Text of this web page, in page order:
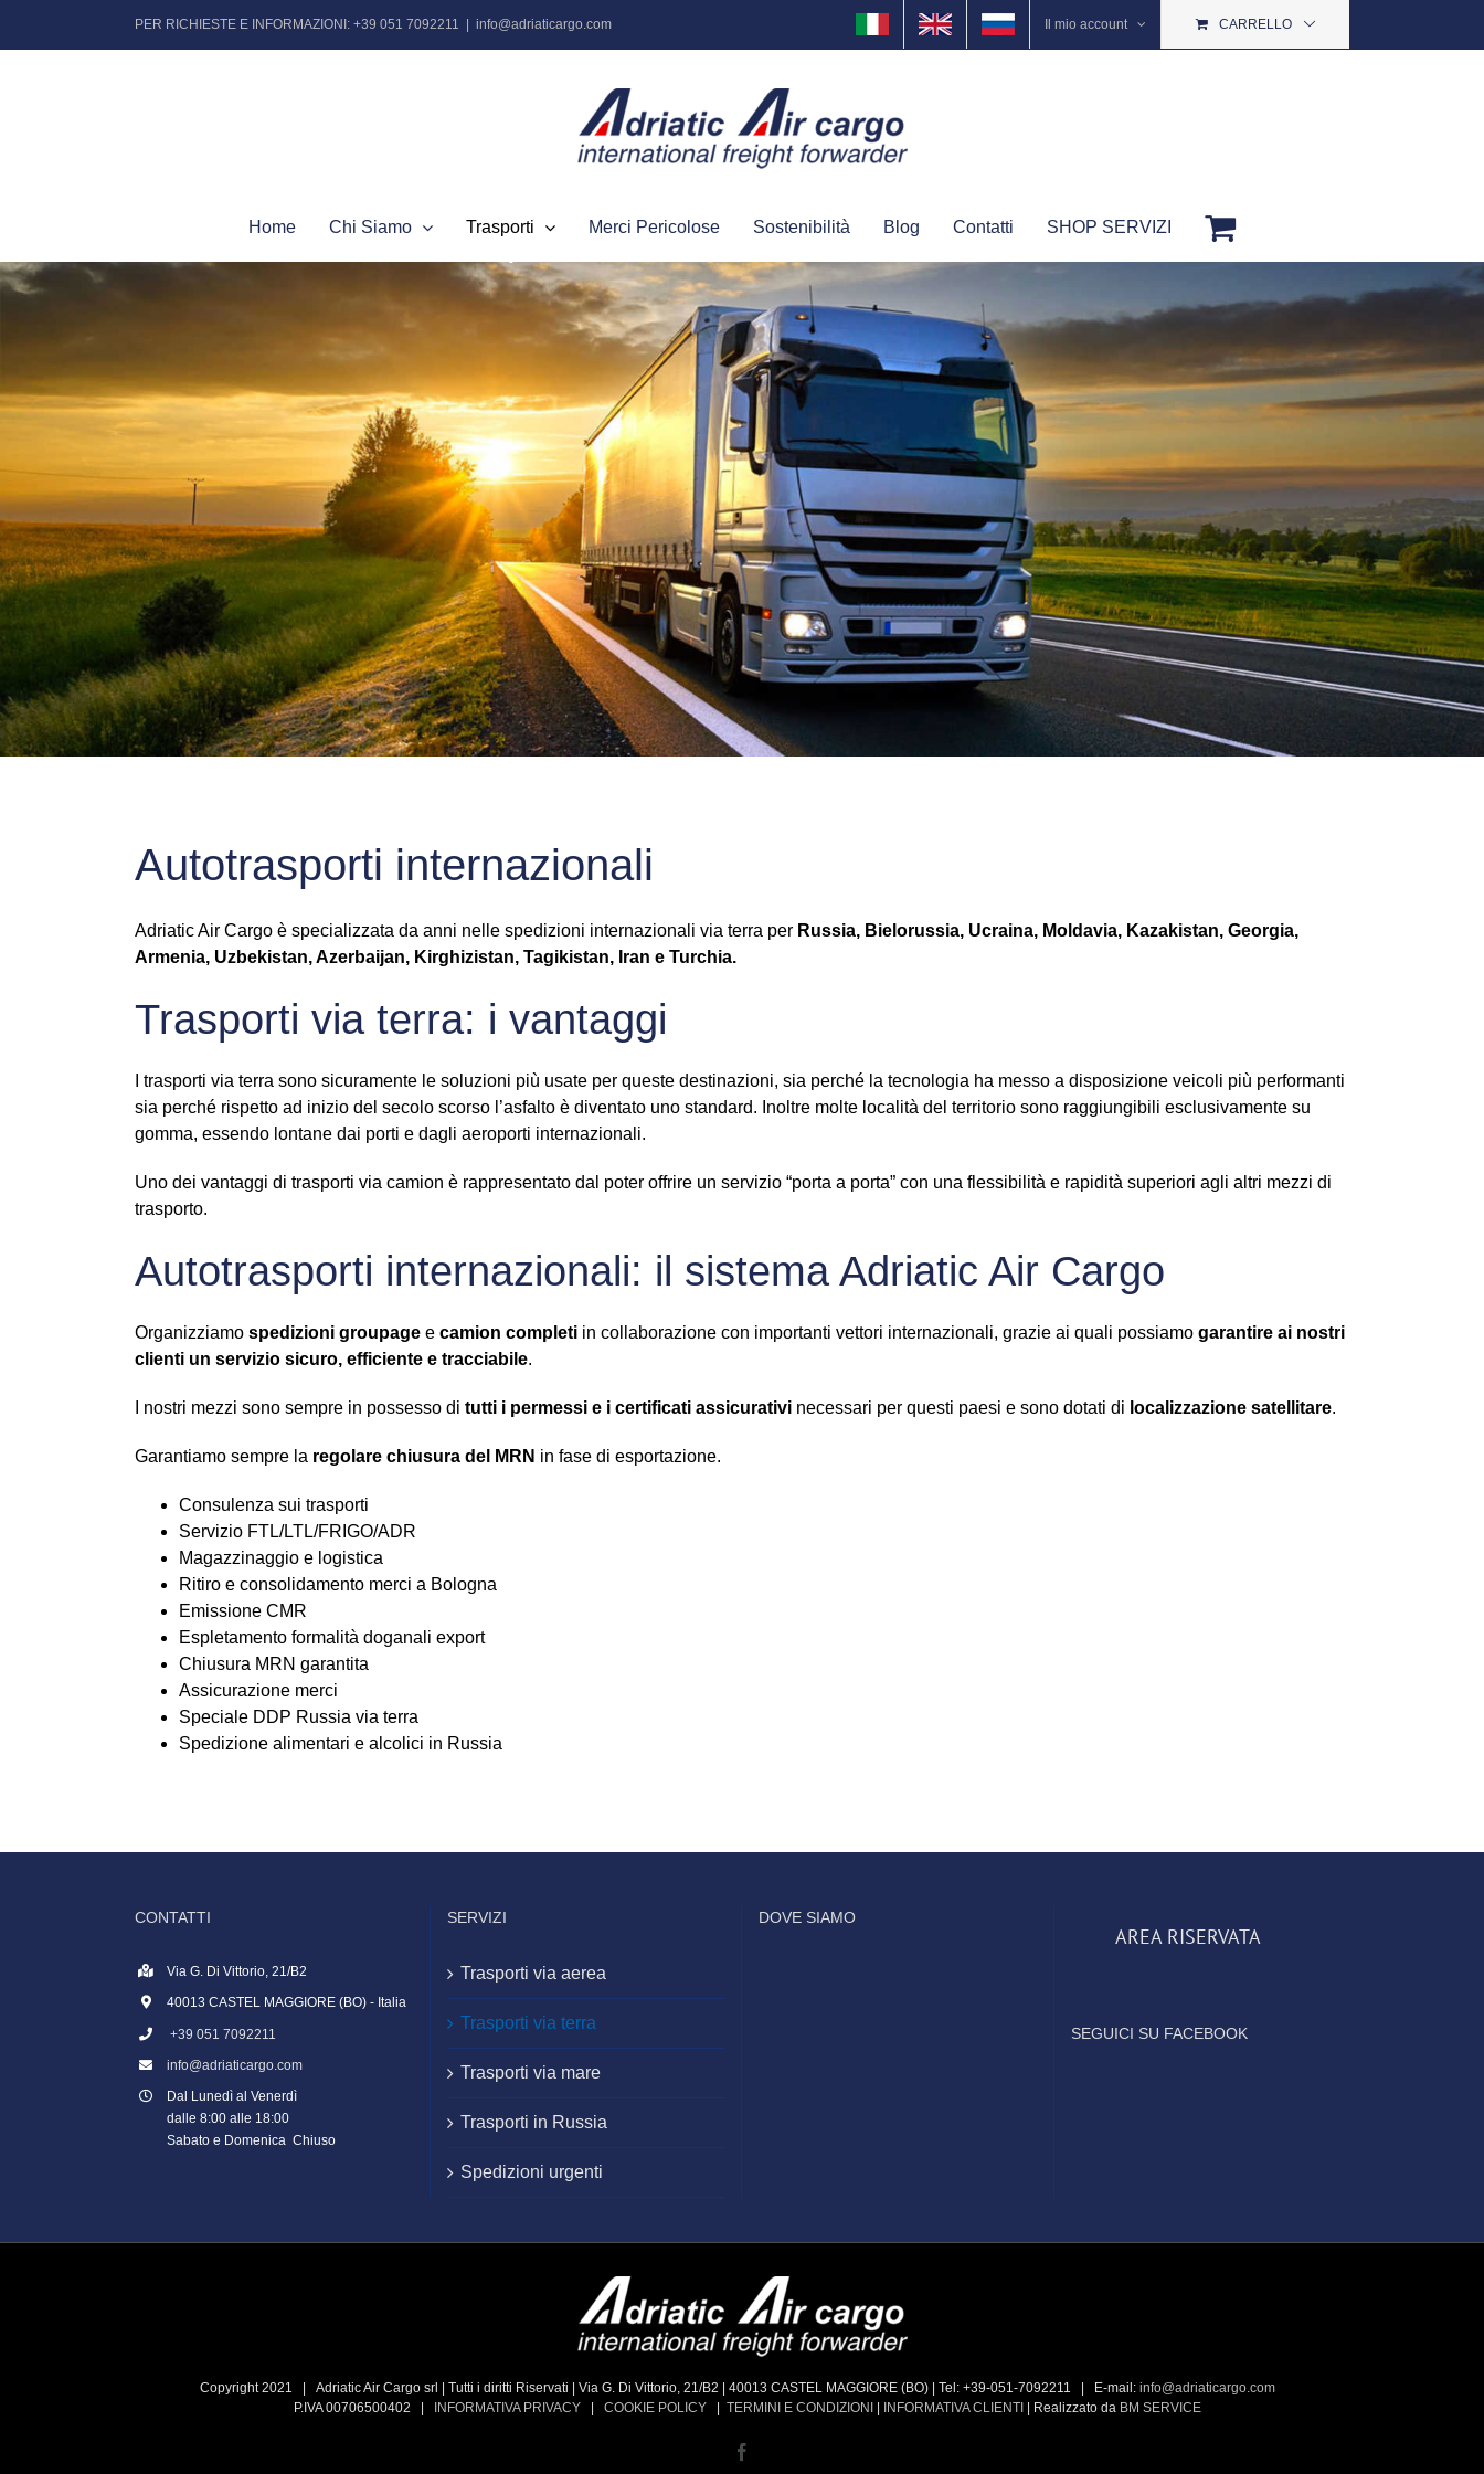
PER RICHIESTE E INFORMAZIONI: +39 051 7092211 info@adriaticargo.com Il mio account CARRELLO
Home Chi Siamo Trasporti Merci Pericolose Sostenibilità Blog Contatti SHOP SERVIZI
Autotrasporti internazionali
Adriatic Air Cargo è specializzata da anni nelle spedizioni internazionali via terra per Russia, Bielorussia, Ucraina, Moldavia, Kazakistan, Georgia,
Armenia, Uzbekistan, Azerbaijan, Kirghizistan, Tagikistan, Iran e Turchia.
Trasporti via terra: i vantaggi
I trasporti via terra sono sicuramente le soluzioni più usate per queste destinazioni, sia perché la tecnologia ha messo a disposizione veicoli più performanti
sia perché rispetto ad inizio del secolo scorso l’asfalto è diventato uno standard. Inoltre molte località del territorio sono raggiungibili esclusivamente su
gomma, essendo lontane dai porti e dagli aeroporti internazionali.
Uno dei vantaggi di trasporti via camion è rappresentato dal poter offrire un servizio “porta a porta” con una flessibilità e rapidità superiori agli altri mezzi di
trasporto.
Autotrasporti internazionali: il sistema Adriatic Air Cargo
Organizziamo spedizioni groupage e camion completi in collaborazione con importanti vettori internazionali, grazie ai quali possiamo garantire ai nostri
clienti un servizio sicuro, efficiente e tracciabile.
I nostri mezzi sono sempre in possesso di tutti i permessi e i certificati assicurativi necessari per questi paesi e sono dotati di localizzazione satellitare.
Garantiamo sempre la regolare chiusura del MRN in fase di esportazione.
Consulenza sui trasporti
Servizio FTL/LTL/FRIGO/ADR
Magazzinaggio e logistica
Ritiro e consolidamento merci a Bologna
Emissione CMR
Espletamento formalità doganali export
Chiusura MRN garantita
Assicurazione merci
Speciale DDP Russia via terra
Spedizione alimentari e alcolici in Russia
CONTATTI
Via G. Di Vittorio, 21/B2
40013 CASTEL MAGGIORE (BO) - Italia
+39 051 7092211
info@adriaticargo.com
Dal Lunedì al Venerdì
dalle 8:00 alle 18:00
Sabato e Domenica Chiuso
SERVIZI
Trasporti via aerea
Trasporti via terra
Trasporti via mare
Trasporti in Russia
Spedizioni urgenti
DOVE SIAMO
AREA RISERVATA
SEGUICI SU FACEBOOK
Copyright 2021 | Adriatic Air Cargo srl | Tutti i diritti Riservati | Via G. Di Vittorio, 21/B2 | 40013 CASTEL MAGGIORE (BO) | Tel: +39-051-7092211 | E-mail: info@adriaticargo.com
P.IVA 00706500402 |
INFORMATIVA PRIVACY| COOKIE POLICY| TERMINI E CONDIZIONI| INFORMATIVA CLIENTI| Realizzato da BM SERVICE